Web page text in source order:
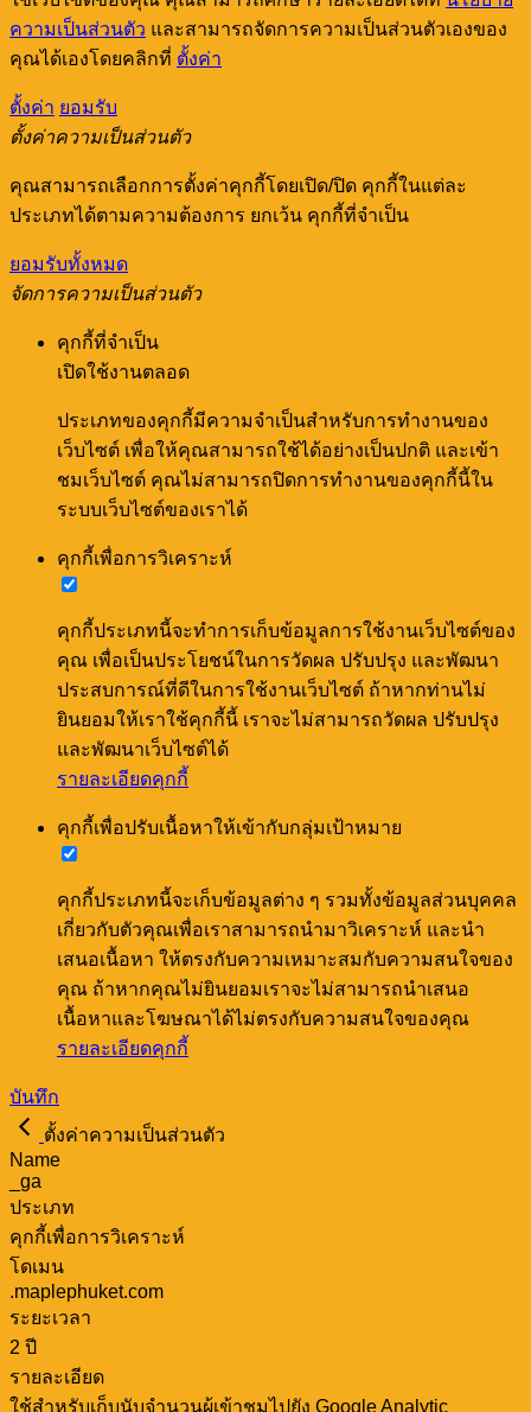
ความเป็นส่วนตัว และสามารถจัดการความเป็นส่วนตัวเองของ
คุณได้เองโดยคลิกที่ ตั้งค่า
ตั้งค่า ยอมรับ
ตั้งค่าความเป็นส่วนตัว
คุณสามารถเลือกการตั้งค่าคุกกี้โดยเปิด/ปิด คุกกี้ในแต่ละ
ประเภทได้ตามความต้องการ ยกเว้น คุกกี้ที่จำเป็น
ยอมรับทั้งหมด
จัดการความเป็นส่วนตัว
คุกกี้ที่จำเป็น
เปิดใช้งานตลอด
ประเภทของคุกกี้มีความจำเป็นสำหรับการทำงานของ
เว็บไซต์ เพื่อให้คุณสามารถใช้ได้อย่างเป็นปกติ และเข้า
ชมเว็บไซต์ คุณไม่สามารถปิดการทำงานของคุกกี้นี้ใน
ระบบเว็บไซต์ของเราได้
คุกกี้เพื่อการวิเคราะห์
คุกกี้ประเภทนี้จะทำการเก็บข้อมูลการใช้งานเว็บไซต์ของ
คุณ เพื่อเป็นประโยชน์ในการวัดผล ปรับปรุง และพัฒนา
ประสบการณ์ที่ดีในการใช้งานเว็บไซต์ ถ้าหากท่านไม่
ยินยอมให้เราใช้คุกกี้นี้ เราจะไม่สามารถวัดผล ปรับปรุง
และพัฒนาเว็บไซต์ได้
รายละเอียดคุกกี้
คุกกี้เพื่อปรับเนื้อหาให้เข้ากับกลุ่มเป้าหมาย
คุกกี้ประเภทนี้จะเก็บข้อมูลต่าง ๆ รวมทั้งข้อมูลส่วนบุคคล
เกี่ยวกับตัวคุณเพื่อเราสามารถนำมาวิเคราะห์ และนำ
เสนอเนื้อหา ให้ตรงกับความเหมาะสมกับความสนใจของ
คุณ ถ้าหากคุณไม่ยินยอมเราจะไม่สามารถนำเสนอ
เนื้อหาและโฆษณาได้ไม่ตรงกับความสนใจของคุณ
รายละเอียดคุกกี้
บันทึก
ตั้งค่าความเป็นส่วนตัว
Name
_ga
ประเภท
คุกกี้เพื่อการวิเคราะห์
โดเมน
.maplephuket.com
ระยะเวลา
2 ปี
รายละเอียด
ใช้สำหรับเก็บนับจำนวนผู้เข้าชมไปยัง Google Analytic